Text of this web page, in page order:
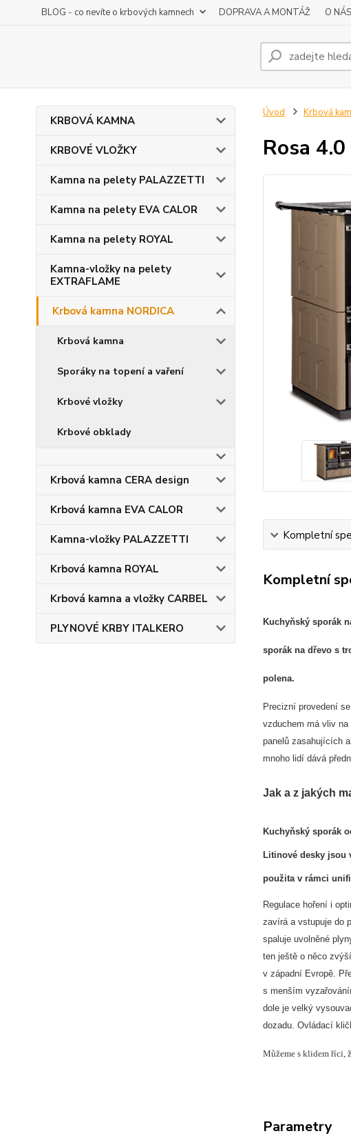
BLOG - co nevíte o krbových kamnech DOPRAVA A MONTÁŽ O NÁS
KRBOVÁ KAMNA
KRBOVÉ VLOŽKY
Kamna na pelety PALAZZETTI
Kamna na pelety EVA CALOR
Kamna na pelety ROYAL
Kamna-vložky na pelety
EXTRAFLAME
Krbová kamna NORDICA
Krbová kamna
Sporáky na topení a vaření
Krbové vložky
Krbové obklady
Krbová kamna CERA design
Krbová kamna EVA CALOR
Kamna-vložky PALAZZETTI
Krbová kamna ROYAL
Krbová kamna a vložky CARBEL
PLYNOVÉ KRBY ITALKERO
Úvod Krbová
Rosa
Kompletní
Kompletní
Kuchyňský sporák
sporák na dřevo s
polena.
Precizní provedení
vzduchem má vliv
panelů zasahujících
mnoho lidí dává
Jak a z jakých
Kuchyňský sporák
Litinové desky jsou
použita v rámci
Regulace hoření i
zavírá a vstupuje do
spaluje uvolněné
ten ještě o něco
v západní Evropě.
s menším
dole je velký
dozadu. Ovládací
Můžeme s klidem říci,
Parametry